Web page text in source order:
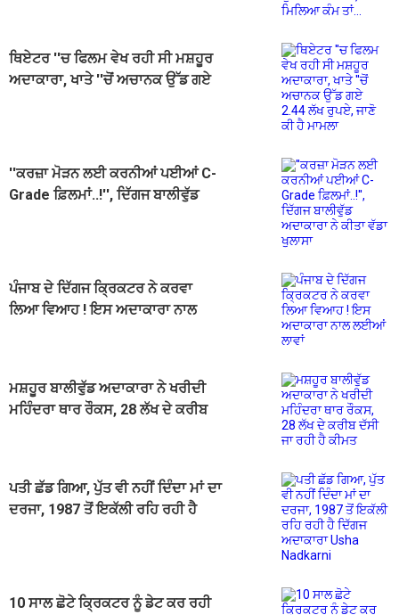
ਥਿਏਟਰ ''ਚ ਫਿਲਮ ਵੇਖ ਰਹੀ ਸੀ ਮਸ਼ਹੂਰ
ਅਦਾਕਾਰਾ, ਖਾਤੇ ''ਚੋਂ ਅਚਾਨਕ ਉੱਡ ਗਏ
''ਕਰਜ਼ਾ ਮੋੜਨ ਲਈ ਕਰਨੀਆਂ ਪਈਆਂ C-
Grade ਫ਼ਿਲਮਾਂ..!'', ਦਿੱਗਜ ਬਾਲੀਵੁੱਡ
ਪੰਜਾਬ ਦੇ ਦਿੱਗਜ ਕ੍ਰਿਕਟਰ ਨੇ ਕਰਵਾ
ਲਿਆ ਵਿਆਹ ! ਇਸ ਅਦਾਕਾਰਾ ਨਾਲ
ਮਸ਼ਹੂਰ ਬਾਲੀਵੁੱਡ ਅਦਾਕਾਰਾ ਨੇ ਖਰੀਦੀ
ਮਹਿੰਦਰਾ ਥਾਰ ਰੌਕਸ, 28 ਲੱਖ ਦੇ ਕਰੀਬ
ਪਤੀ ਛੱਡ ਗਿਆ, ਪੁੱਤ ਵੀ ਨਹੀਂ ਦਿੰਦਾ ਮਾਂ ਦਾ
ਦਰਜਾ, 1987 ਤੋਂ ਇਕੱਲੀ ਰਹਿ ਰਹੀ ਹੈ
10 ਸਾਲ ਛੋਟੇ ਕ੍ਰਿਕਟਰ ਨੂੰ ਡੇਟ ਕਰ ਰਹੀ